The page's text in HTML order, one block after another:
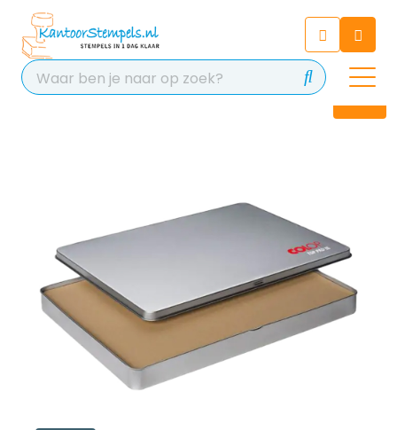
Chat 24/7 met onze chatbot
voor hulp
Contact